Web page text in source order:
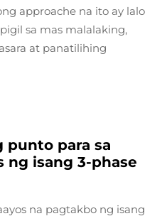
approache na ito ay lalo
sa mas malalaking,
at panatilihing
punto para sa
ng isang 3-phase
na pagtakbo ng isang